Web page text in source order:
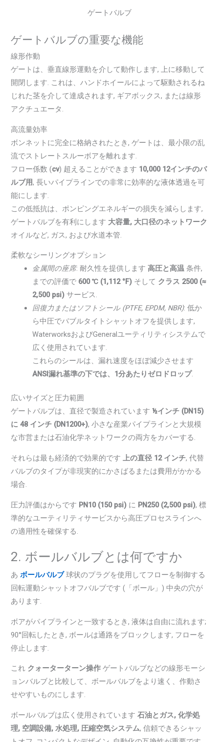
ゲートバルブ
ゲートバルブの重要な機能
線形作動
ゲートは、垂直線形運動を介して動作します, 上に移動して
開閉します. これは、ハンドホイールによって駆動されるね
じれた茎を介して達成されます, ギアボックス, または線形
アクチュエータ.
高流量効率
ボンネットに完全に格納されたとき, ゲートは、最小限の乱
流でストレートスルーボアを離れます.
フロー係数 (cv) 超えることができます 10,000 12インチのバ
ルブ用, 長いパイプラインでの非常に効率的な液体透過を可
能にします.
この低抵抗は、ポンピングエネルギーの損失を減らします,
ゲートバルブを有利にします 大容量, 大口径のネットワーク
オイルなど, ガス, および水道本管.
柔軟なシーリングオプション
金属間の座席: 耐久性を提供します高圧と高温 条件,
までの評価で 600 ℃ (1,112 °F) そして クラス 2500 (≈
2,500 psi) サービス.
回復力またはソフトシール (PTFE, EPDM, NBR): 低か
ら中圧でバブルタイトシャットオフを提供します,
WaterworksおよびGeneralユーティリティシステムで
広く使用されています.
これらのシールは、漏れ速度をほぼ減少させます
ANSI漏れ基準の下では、1分あたりゼロドロップ.
広いサイズと圧力範囲
ゲートバルブは、直径で製造されています½インチ (DN15)
に 48 インチ (DN1200+), 小さな産業パイプラインと大規模
な市営または石油化学ネットワークの両方をカバーする.
それらは最も経済的で効果的です上の直径 12 インチ, 代替
バルブのタイプが非現実的にかさばるまたは費用がかかる
場合.
圧力評価はからです PN10 (150 psi) に PN250 (2,500 psi), 標
準的なユーティリティサービスから高圧プロセスラインへ
の適用性を確保する.
2. ボールバルブとは何ですか
あボールバルブ球状のプラグを使用してフローを制御する
回転運動シャットオフバルブです (「ボール」) 中央の穴が
あります.
ボアがパイプラインと一致するとき, 液体は自由に流れます;
90°回転したとき, ボールは通路をブロックします, フローを
停止します.
これ クォーターターン操作 ゲートバルブなどの線形モーシ
ョンバルブと比較して、ボールバルブをより速く、作動さ
せやすいものにします.
ボールバルブは広く使用されています石油とガス, 化学処
理, 空調設備, 水処理, 圧縮空気システム, 信頼できるシャッ